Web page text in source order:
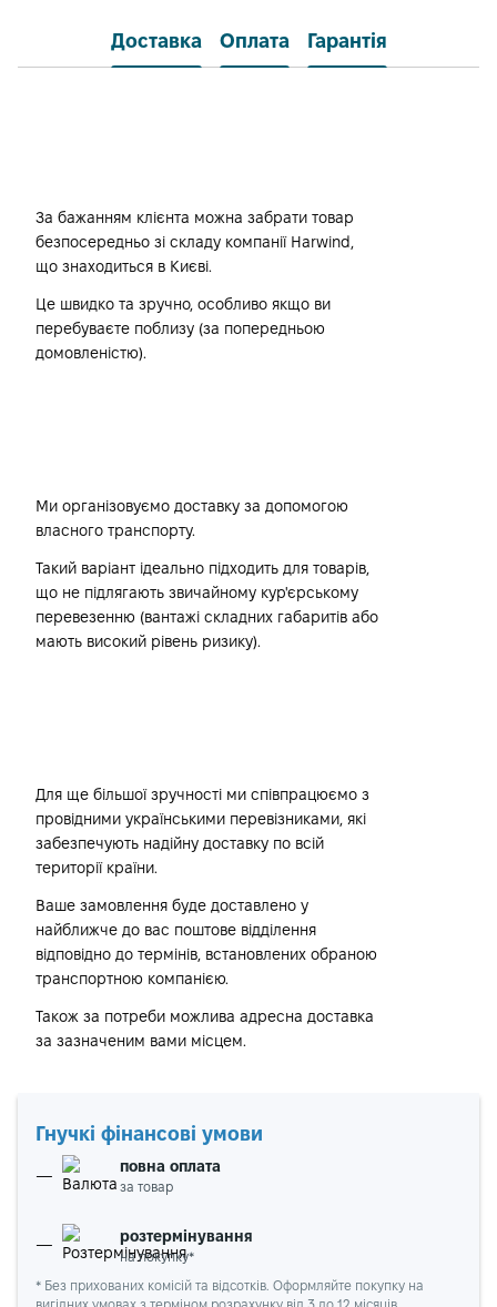
Доставка Оплата Гарантія
За бажанням клієнта можна забрати товар
безпосередньо зі складу компанії Harwind,
що знаходиться в Києві.
Це швидко та зручно, особливо якщо ви
перебуваєте поблизу (за попередньою
домовленістю).
Ми організовуємо доставку за допомогою
власного транспорту.
Такий варіант ідеально підходить для товарів,
що не підлягають звичайному кур'єрському
перевезенню (вантажі складних габаритів або
мають високий рівень ризику).
Для ще більшої зручності ми співпрацюємо з
провідними українськими перевізниками, які
забезпечують надійну доставку по всій
території країни.
Ваше замовлення буде доставлено у
найближче до вас поштове відділення
відповідно до термінів, встановлених обраною
транспортною компанією.
Також за потреби можлива адресна доставка
за зазначеним вами місцем.
Гнучкі фінансові умови
повна оплата
за товар
розтермінування
на покупку*
* Без прихованих комісій та відсотків. Оформляйте покупку на
вигідних умовах з терміном розрахунку від 3 до 12 місяців.